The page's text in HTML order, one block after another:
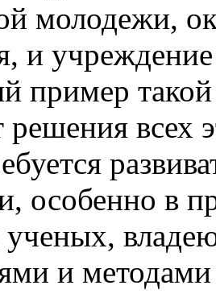
молодежи,
и
пример
решения всех
особенно в
ученых,
и